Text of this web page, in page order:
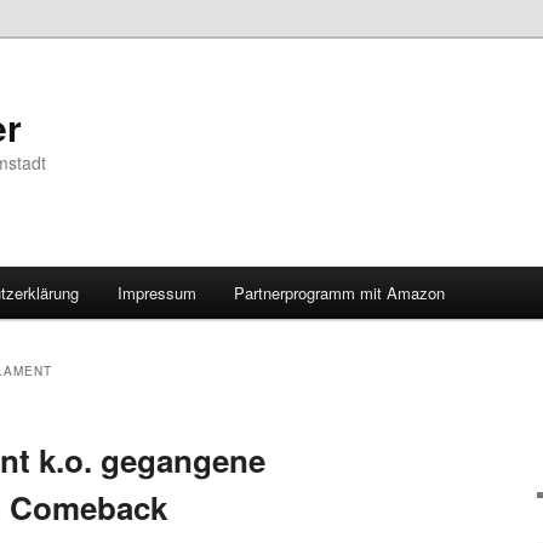
Impressum Partnerprogramm mit Amazon
k.o. gegangene